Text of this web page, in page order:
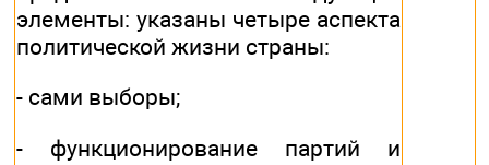
элементы: указаны четыре аспекта
политической жизни страны:
- сами выборы;
- функционирование партий и